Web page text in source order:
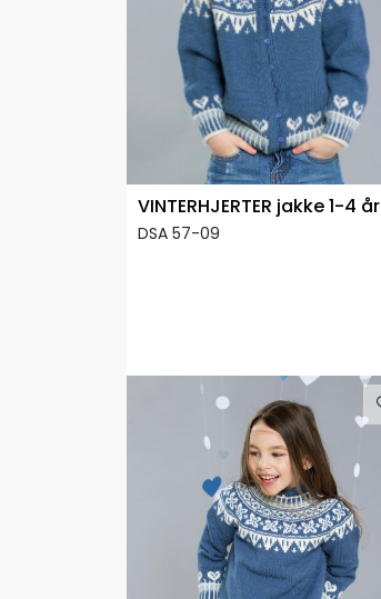
VINTERHJERTER jakke 1-4 år
DSA 57-09